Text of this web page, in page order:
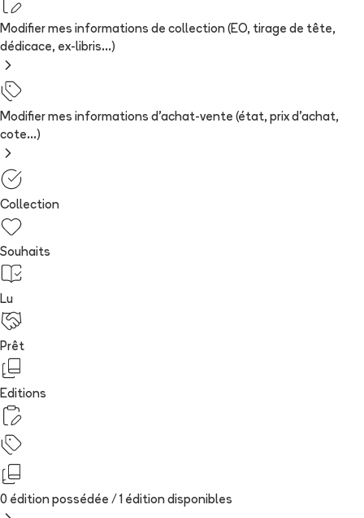
Modifier mes informations de collection (EO, tirage de tête,
dédicace, ex-libris...)
Modifier mes informations d'achat-vente (état, prix d'achat,
cote...)
Collection
Souhaits
Lu
Prêt
Editions
0 édition possédée / 1 édition disponibles